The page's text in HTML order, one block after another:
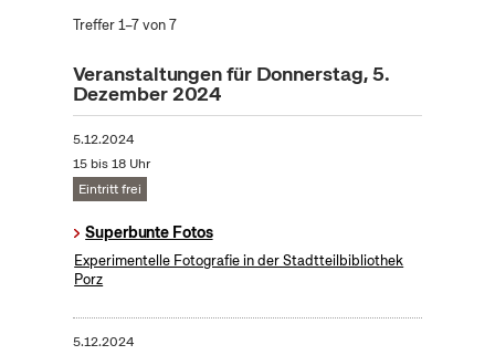
Treffer 1–7 von 7
Veranstaltungen für Donnerstag, 5.
Dezember 2024
5.12.2024
15 bis 18 Uhr
Eintritt frei
Superbunte Fotos
Experimentelle Fotografie in der Stadtteilbibliothek
Porz
5.12.2024